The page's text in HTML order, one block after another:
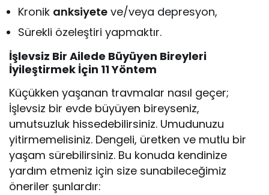
Kronik anksiyete ve/veya depresyon,
Sürekli özeleştiri yapmaktır.
İşlevsiz Bir Ailede Büyüyen Bireyleri
İyileştirmek İçin 11 Yöntem
Küçükken yaşanan travmalar nasıl geçer;
İşlevsiz bir evde büyüyen bireyseniz,
umutsuzluk hissedebilirsiniz. Umudunuzu
yitirmemelisiniz. Dengeli, üretken ve mutlu bir
yaşam sürebilirsiniz. Bu konuda kendinize
yardım etmeniz için size sunabileceğimiz
öneriler şunlardır: